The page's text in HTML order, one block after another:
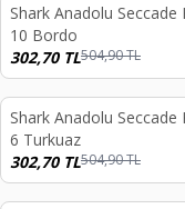
%40
Shark Anadolu Seccade
10 Bordo
302,70TL504,90TL
%40
Shark Anadolu Seccade
6 Turkuaz
302,70TL504,90TL